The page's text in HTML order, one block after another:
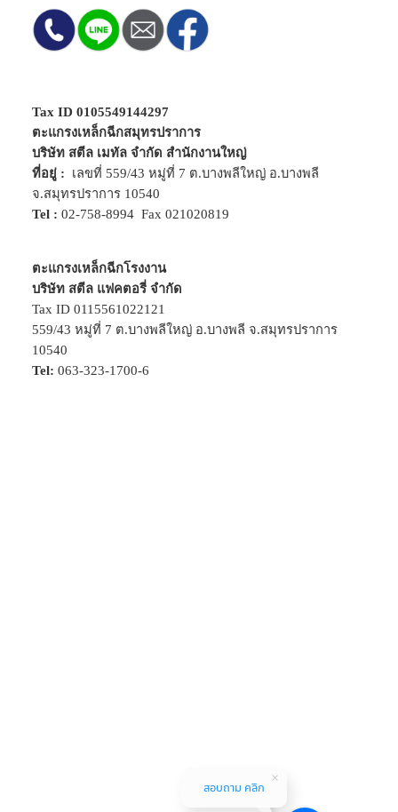
Tax ID 0105549144297
ตะแกรงเหล็กฉีกสมุทรปราการ
บริษัท สตีล เมทัล จำกัด สำนักงานใหญ่
ที่อยู่ :
เลขที่ 559/43 หมู่ที่ 7 ต.บางพลีใหญ่ อ.บางพลี
จ.สมุทรปราการ 10540
Tel : 02-758-8994Fax 021020819
ตะแกรงเหล็กฉีกโรงงาน
บริษัท สตีล แฟคตอรี่ จำกัด
Tax ID 0115561022121
559/43 หมู่ที่ 7 ต.บางพลีใหญ่ อ.บางพลี จ.สมุทรปราการ
10540
Tel: 063-323-1700-6
สอบถาม คลิก